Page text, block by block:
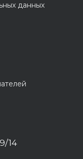
данных
14